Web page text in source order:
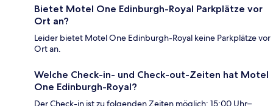
Bietet Motel One Edinburgh-Royal Parkplätze vor
Ort an?
Leider bietet Motel One Edinburgh-Royal keine Parkplätze vor
Ort an.
Welche Check-in- und Check-out-Zeiten hat Motel
One Edinburgh-Royal?
Der Check-in ist zu folgenden Zeiten möglich: 15:00 Uhr–